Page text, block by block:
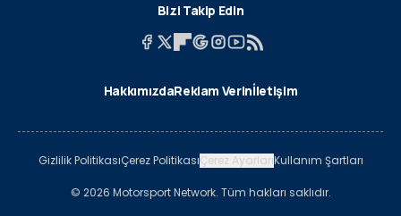
Bizi Takip Edin
HakkımızdaReklam Verinİletişim
Gizlilik PolitikasıÇerez PolitikasıÇerez AyarlarıKullanım Şartları
© 2026 Motorsport Network. Tüm hakları saklıdır.